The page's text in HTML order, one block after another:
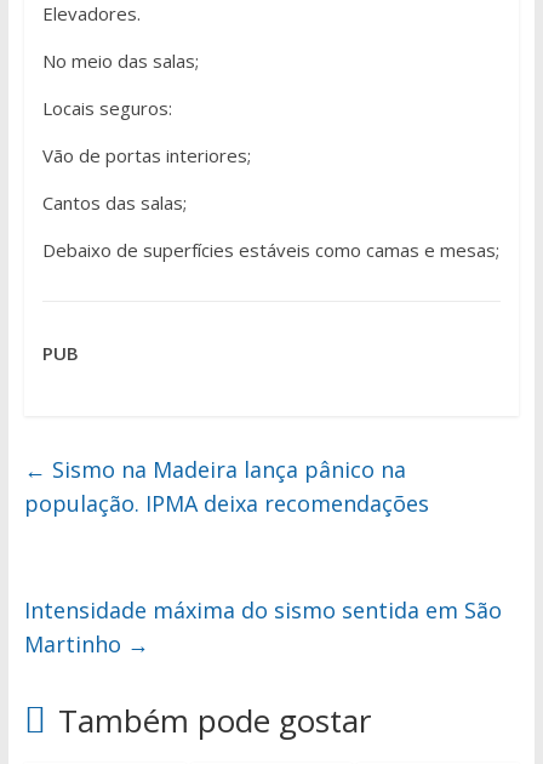
Elevadores.
No meio das salas;
Locais seguros:
Vão de portas interiores;
Cantos das salas;
Debaixo de superfícies estáveis como camas e mesas;
PUB
← Sismo na Madeira lança pânico na
população. IPMA deixa recomendações
Intensidade máxima do sismo sentida em São
Martinho →
Também pode gostar